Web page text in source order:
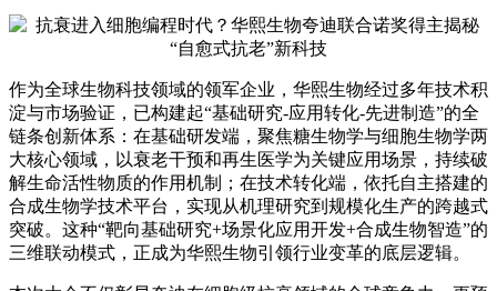
作为全球生物科技领域的领军企业，华熙生物经过多年技术积
淀与市场验证，已构建起“基础研究-应用转化-先进制造”的全
链条创新体系：在基础研发端，聚焦糖生物学与细胞生物学两
大核心领域，以衰老干预和再生医学为关键应用场景，持续破
解生命活性物质的作用机制；在技术转化端，依托自主搭建的
合成生物学技术平台，实现从机理研究到规模化生产的跨越式
突破。这种“靶向基础研究+场景化应用开发+合成生物智造”的
三维联动模式，正成为华熙生物引领行业变革的底层逻辑。